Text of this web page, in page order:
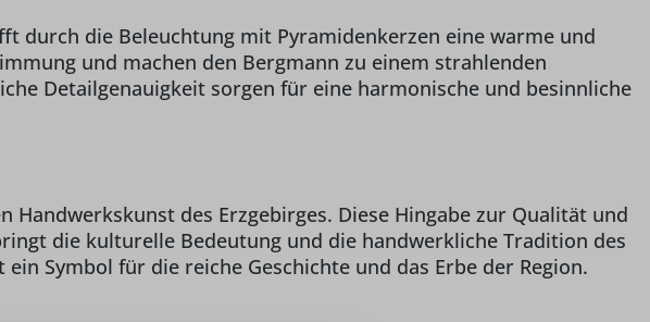
durch die Beleuchtung mit Pyramidenkerzen eine warme und
und machen den Bergmann zu einem strahlenden
Detailgenauigkeit sorgen für eine harmonische und besinnliche
des Erzgebirges. Diese Hingabe zur Qualität und
die kulturelle Bedeutung und die handwerkliche Tradition des
Symbol für die reiche Geschichte und das Erbe der Region.